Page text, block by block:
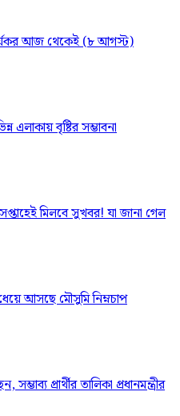
আজ থেকেই (৮ আগস্ট)
এলাকায় বৃষ্টির সম্ভাবনা
মিলবে সুখবর! যা জানা গেল
আসছে মৌসুমি নিম্নচাপ
প্রার্থীর তালিকা প্রধানমন্ত্রীর